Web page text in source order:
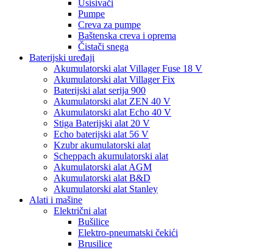
Usisivači
Pumpe
Creva za pumpe
Baštenska creva i oprema
Čistači snega
Baterijski uređaji
Akumulatorski alat Villager Fuse 18 V
Akumulatorski alat Villager Fix
Baterijski alat serija 900
Akumulatorski alat ZEN 40 V
Akumulatorski alat Echo 40 V
Stiga Baterijski alat 20 V
Echo baterijski alat 56 V
Kzubr akumulatorski alat
Scheppach akumulatorski alat
Akumulatorski alat AGM
Akumulatorski alat B&D
Akumulatorski alat Stanley
Alati i mašine
Električni alat
Bušilice
Elektro-pneumatski čekići
Brusilice